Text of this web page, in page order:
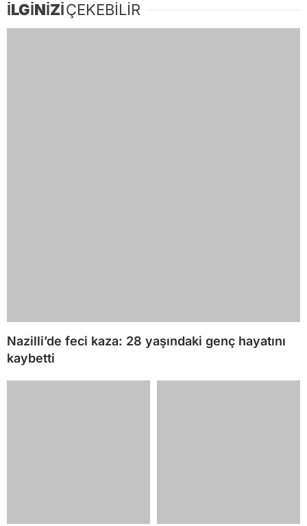
İLGİNİZİÇEKEBİLİR
Nazilli’de feci kaza: 28 yaşındaki genç hayatını
kaybetti